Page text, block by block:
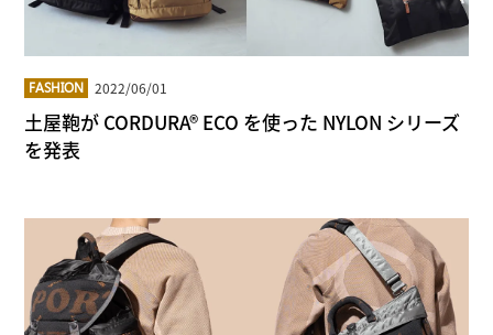
FASHION 2022/06/01
土屋鞄が CORDURA® ECO を使った NYLON シリーズ
を発表